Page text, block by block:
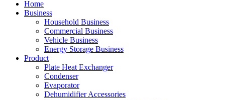
Home
Business
Household Business
Commercial Business
Vehicle Business
Energy Storage Business
Product
Plate Heat Exchanger
Condenser
Evaporator
Dehumidifier Accessories